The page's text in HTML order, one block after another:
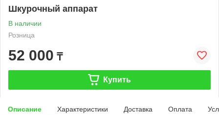
Шкурочный аппарат
В наличии
Розница
52 000 ₸
Купить
Описание Характеристики Доставка Оплата